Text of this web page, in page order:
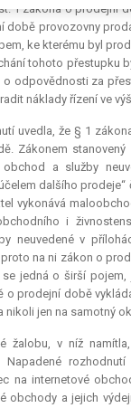
1 zákona o prodejní
době provozovny
ke kterému byl
tohoto přestupku
odpovědnosti za
náklady řízení ve
uvedla, že § 1
Zákonem
obchod a služby
dalšího
vykonává
i
neuvedené v
na ni zákon o
jedná o širší
prodejní době
jen na samotný
žalobu, v níž
na internetové
obchody a jejich